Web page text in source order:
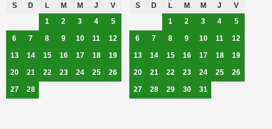
S D L M M J
V
1
2 3 4
5
6
7 8 9 10 11
12
13
14 15 16 17 18
19
20
21 22 23 24 25
26
27
28
S D L M M J
V
1
2 3 4
5
6
7 8 9 10 11
12
13
14 15 16 17 18
19
20
21 22 23 24 25
26
27
28 29 30 31